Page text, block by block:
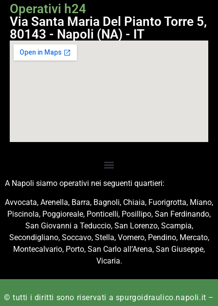
Operativi h24
Via Santa Maria Del Pianto Torre 5,
80143 - Napoli (NA) - IT
A Napoli siamo operativi nei seguenti quartieri:
Avvocata, Arenella, Barra, Bagnoli, Chiaia, Fuorigrotta, Miano,
Piscinola, Poggioreale, Ponticelli, Posillipo, San Ferdinando,
San Giovanni a Teduccio, San Lorenzo, Scampia,
Secondigliano, Soccavo, Stella, Vomero, Pendino, Mercato,
Montecalvario, Porto, San Carlo all’Arena, San Giuseppe,
Vicaria.
© tutti i diritti sono riservati a spurgoidraulico.napoli.it –